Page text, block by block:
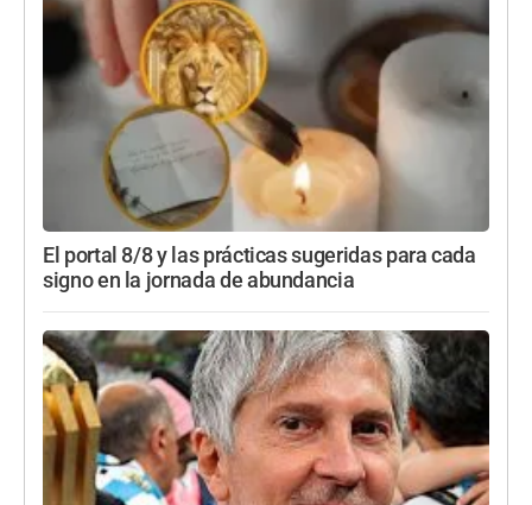
El portal 8/8 y las prácticas sugeridas para cada
signo en la jornada de abundancia